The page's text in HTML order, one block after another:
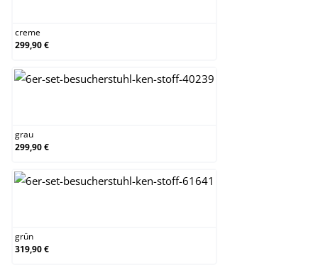
creme
299,90 €
grau
299,90 €
grün
319,90 €